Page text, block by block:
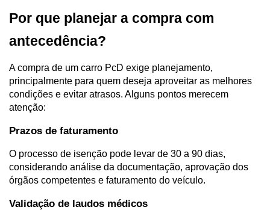
Por que planejar a compra com
antecedência?
A compra de um carro PcD exige planejamento,
principalmente para quem deseja aproveitar as melhores
condições e evitar atrasos. Alguns pontos merecem
atenção:
Prazos de faturamento
O processo de isenção pode levar de 30 a 90 dias,
considerando análise da documentação, aprovação dos
órgãos competentes e faturamento do veículo.
Validação de laudos médicos